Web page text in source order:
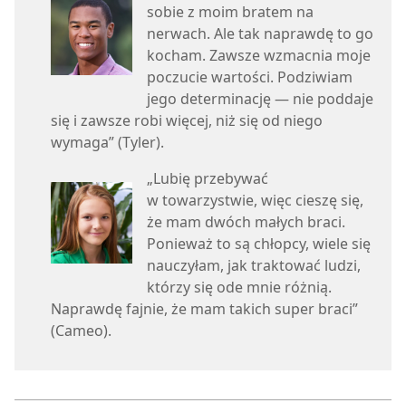
sobie z moim bratem na
nerwach. Ale tak naprawdę to go
kocham. Zawsze wzmacnia moje
poczucie wartości. Podziwiam
jego determinację — nie poddaje
się i zawsze robi więcej, niż się od niego
wymaga” ​(Tyler).
„Lubię przebywać
w towarzystwie, więc cieszę się,
że mam dwóch małych braci.
Ponieważ to są chłopcy, wiele się
nauczyłam, jak traktować ludzi,
którzy się ode mnie różnią.
Naprawdę fajnie, że mam takich super braci” ​
(Cameo).